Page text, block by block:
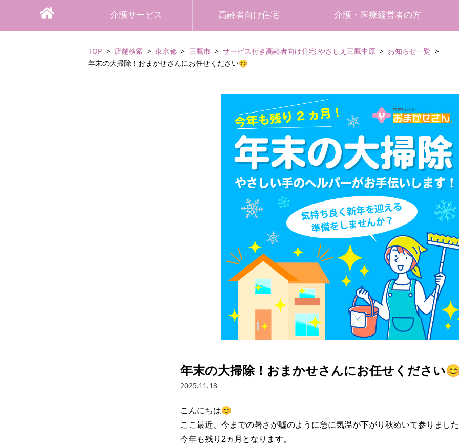
介護サービス 高齢者向け住宅 介護・医療経営者の方
TOP 店舗検索 東京都 三鷹市 サービス付き高齢者向け住宅 やさしえ三鷹中原
お知らせ一覧
年末の大掃除！おまかせさんにお任せください😊
年末の大掃除！おまかせさんにお任せください
2025.11.18
こんにちは😊
ここ最近、今までの暑さが嘘のように急に気温が下がり秋めいて参りまし
今年も残り2ヵ月となります。